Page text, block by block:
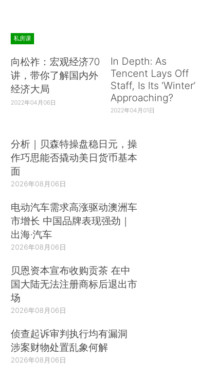
私房课
向松祚：宏观经济70
讲，带你了解国内外
经济大局
2022年04月06日
In Depth: As
Tencent Lays Off
Staff, Is Its ‘Winter’
Approaching?
2022年04月01日
分析｜贝森特操盘稳日元，操
作巧思能否撬动美日货币基本
面
2026年08月06日
电动汽车需求高涨驱动澳洲车
市增长 中国品牌表现强劲｜
出海·汽车
2026年08月06日
贝恩资本宣布收购贡茶 在中
国大陆无法注册商标后退出市
场
2026年08月06日
侦查起诉审判执行均有漏洞
涉案财物处置乱象何解
2026年08月06日